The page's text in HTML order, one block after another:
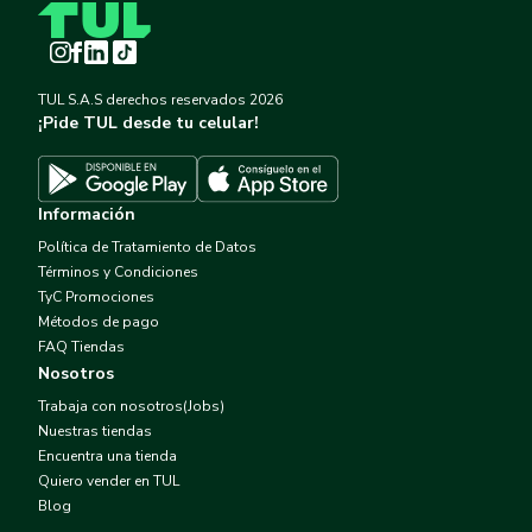
Instagram
Facebook
LinkedInTikTok
TUL S.A.S derechos reservados 2026
¡Pide TUL desde tu celular!
Descargar TUL en Google Play
Información
Política de Tratamiento de Datos
Términos y Condiciones
TyC Promociones
Métodos de pago
FAQ Tiendas
Nosotros
Trabaja con nosotros(Jobs)
Nuestras tiendas
Encuentra una tienda
Quiero vender en TUL
Blog